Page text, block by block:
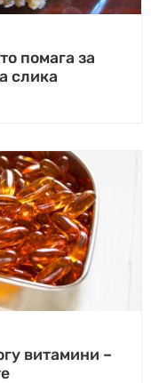
помага за
слика
витамини –